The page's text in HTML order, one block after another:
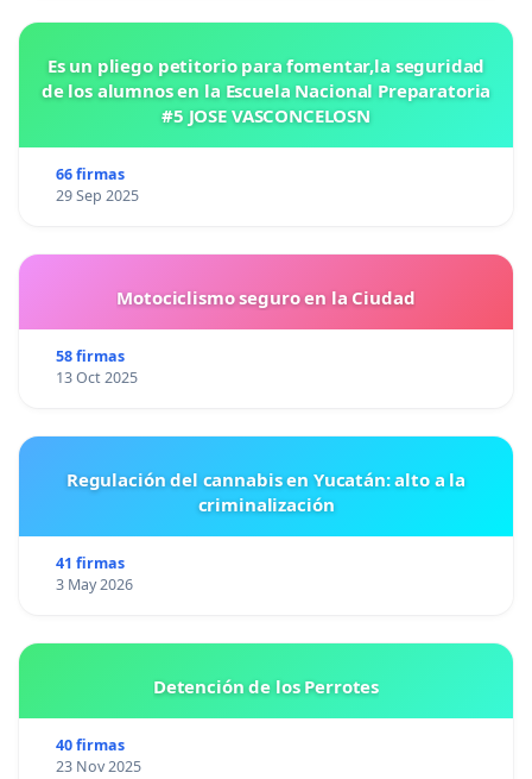
Es un pliego petitorio para fomentar,la seguridad
de los alumnos en la Escuela Nacional Preparatoria
#5 JOSE VASCONCELOSN
66 firmas
29 Sep 2025
Motociclismo seguro en la Ciudad
58 firmas
13 Oct 2025
Regulación del cannabis en Yucatán: alto a la
criminalización
41 firmas
3 May 2026
Detención de los Perrotes
40 firmas
23 Nov 2025